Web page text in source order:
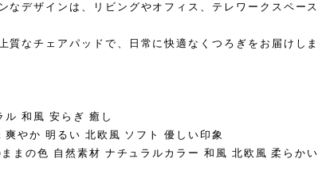
なデザインは、リビングやオフィス、テレワークスペース
質なチェアパッドで、日常に快適なくつろぎをお届けしま
ル 和風 安らぎ 癒し
爽やか 明るい 北欧風 ソフト 優しい印象
まの色 自然素材 ナチュラルカラー 和風 北欧風 柔らかい